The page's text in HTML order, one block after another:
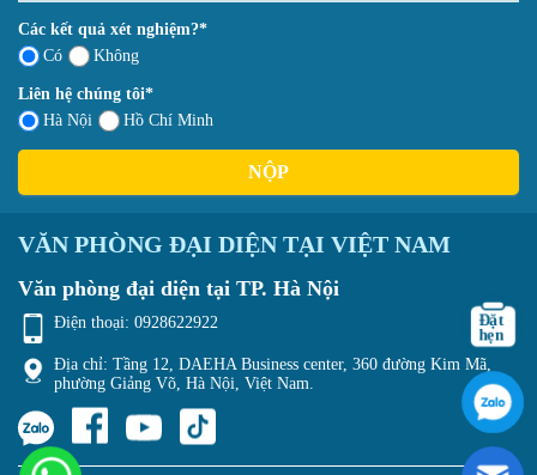
Các kết quả xét nghiệm?*
Có
Không
Liên hệ chúng tôi*
Hà Nội
Hồ Chí Minh
NỘP
VĂN PHÒNG ĐẠI DIỆN TẠI VIỆT NAM
Văn phòng đại diện tại TP. Hà Nội
Điện thoại: 0928622922
Địa chỉ: Tầng 12, DAEHA Business center, 360 đường Kim Mã,
phường Giảng Võ, Hà Nội, Việt Nam.